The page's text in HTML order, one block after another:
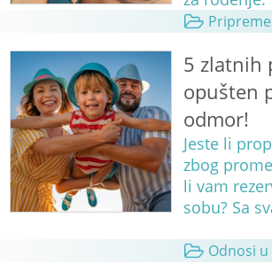
5 zlatnih
opušten
odmor!
Jeste li
zbog
li vam
sobu? Sa
Odnosi